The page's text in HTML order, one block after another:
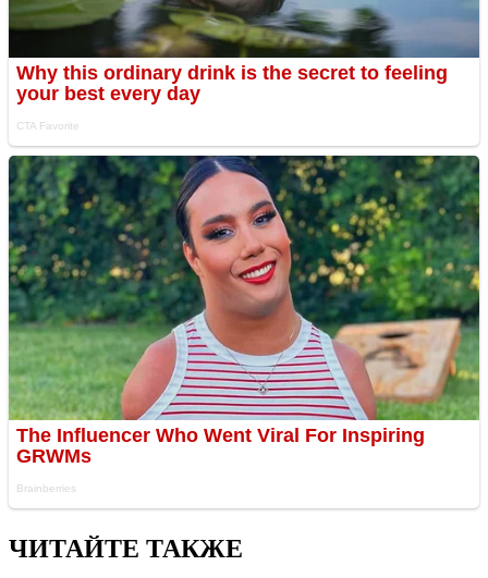
ЧИТАЙТЕ ТАКЖЕ